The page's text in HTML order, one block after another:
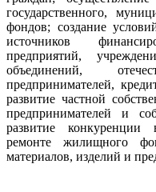
государственного,
фондов; создание
источников
предприятий,
объединений,
предпринимателей,
развитие частной
предпринимателей и
развитие конкуренции
ремонте жилищного
материалов, изделий и